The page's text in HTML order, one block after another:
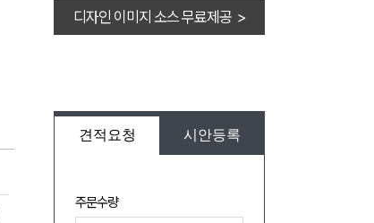
디자인 이미지 소스 무료제공 >
견적요청 시안등록
주문수량